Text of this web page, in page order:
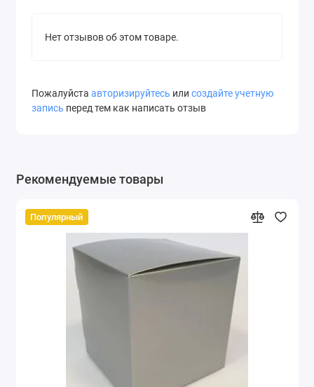
Нет отзывов об этом товаре.
Пожалуйста авторизируйтесь или создайте учетную
запись перед тем как написать отзыв
Рекомендуемые товары
Популярный